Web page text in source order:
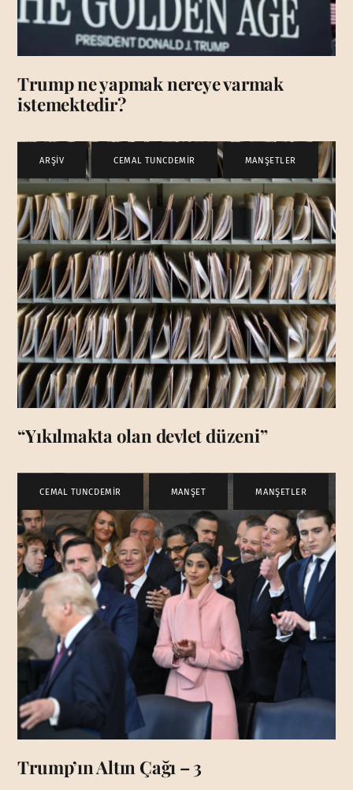
Trump ne yapmak nereye varmak
istemektedir?
ARŞİV CEMAL TUNCDEMİR , MANŞETLER
“Yıkılmakta olan devlet düzeni”
CEMAL TUNCDEMİR MANŞET MANŞETLER
Trump’ın Altın Çağı – 3